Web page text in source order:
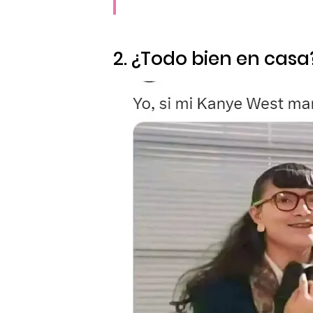
2. ¿Todo bien en